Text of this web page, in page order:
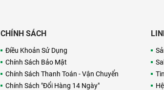
CHÍNH SÁCH
Điều Khoản Sử Dụng
Chính Sách Bảo Mật
Chính Sách Thanh Toán - Vận Chuyển
Chính Sách "Đổi Hàng 14 Ngày"